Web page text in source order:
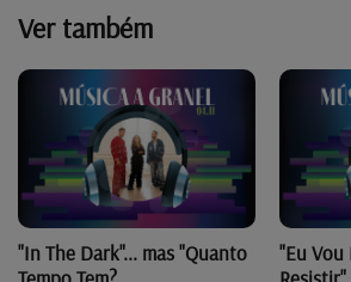
Ver também
"In The Dark"... mas "Quanto
"Eu